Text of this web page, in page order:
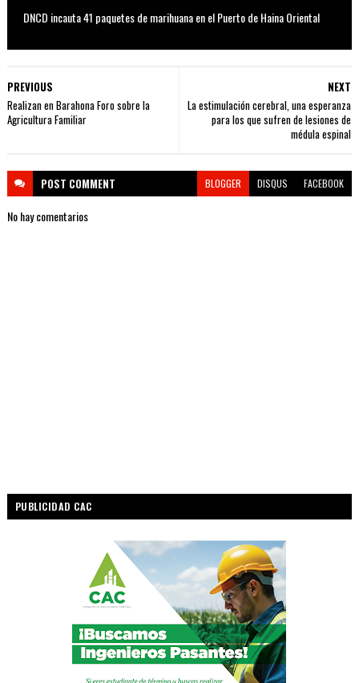
DNCD incauta 41 paquetes de marihuana en el Puerto de Haina Oriental
NEXT
La estimulación cerebral, una esperanza
para los que sufren de lesiones de
médula espinal
PREVIOUS
Realizan en Barahona Foro sobre la
Agricultura Familiar
POST COMMENT BLOGGER DISQUS FACEBOOK
No hay comentarios
PUBLICIDAD CAC